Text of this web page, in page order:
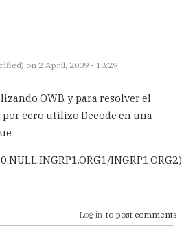
on 2 April, 2009 - 18:29
OWB, y para resolver el
cero utilizo Decode en una
INGRP1.ORG2)
Log in to post comments